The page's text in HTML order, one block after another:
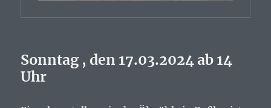
Sonntag , den 17.03.2024 ab 14
Uhr